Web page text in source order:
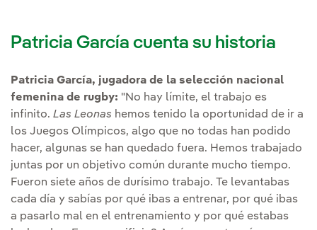
Patricia García cuenta su historia
Patricia García, jugadora de la selección nacional
femenina de rugby: "No hay límite, el trabajo es
infinito. Las Leonas hemos tenido la oportunidad de ir a
los Juegos Olímpicos, algo que no todas han podido
hacer, algunas se han quedado fuera. Hemos trabajado
juntas por un objetivo común durante mucho tiempo.
Fueron siete años de durísimo trabajo. Te levantabas
cada día y sabías por qué ibas a entrenar, por qué ibas
a pasarlo mal en el entrenamiento y por qué estabas